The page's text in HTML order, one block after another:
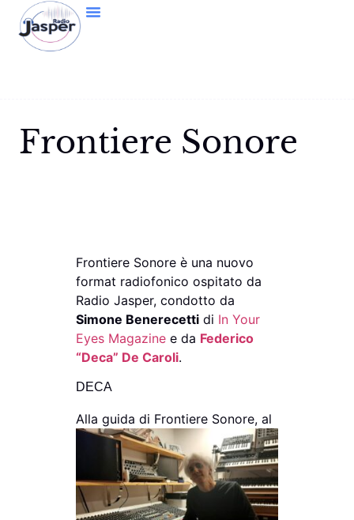
Frontiere Sonore
Frontiere Sonore è una nuovo
format radiofonico ospitato da
Radio Jasper, condotto da
Simone Benerecetti di In Your
Eyes Magazine e da Federico
“Deca” De Caroli.
DECA
Alla guida di Frontiere Sonore, al